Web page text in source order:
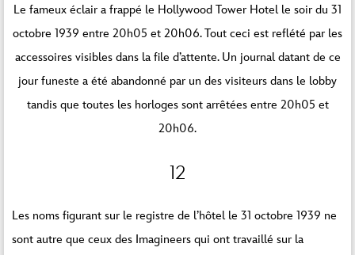
Le fameux éclair a frappé le Hollywood Tower Hotel le soir du 31
octobre 1939 entre 20h05 et 20h06. Tout ceci est reflété par les
accessoires visibles dans la file d’attente. Un journal datant de ce
jour funeste a été abandonné par un des visiteurs dans le lobby
tandis que toutes les horloges sont arrêtées entre 20h05 et
20h06.
12
Les noms figurant sur le registre de l’hôtel le 31 octobre 1939 ne
sont autre que ceux des Imagineers qui ont travaillé sur la